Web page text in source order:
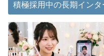
積極採用中の長期インタ